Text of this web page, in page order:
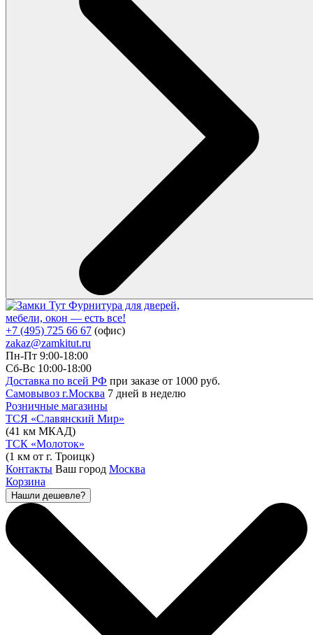
Фурнитура для дверей,
мебели, окон — есть все!
+7 (495) 725 66 67 (офис)
zakaz@zamkitut.ru
Пн-Пт 9:00-18:00
Сб-Вс 10:00-18:00
Доставка по всей РФ при заказе от 1000 руб.
Самовывоз г.Москва 7 дней в неделю
Розничные магазины
ТСЯ «Славянский Мир»
(41 км МКАД)
ТСК «Молоток»
(1 км от г. Троицк)
Контакты Ваш город Москва
Корзина
Нашли дешевле?